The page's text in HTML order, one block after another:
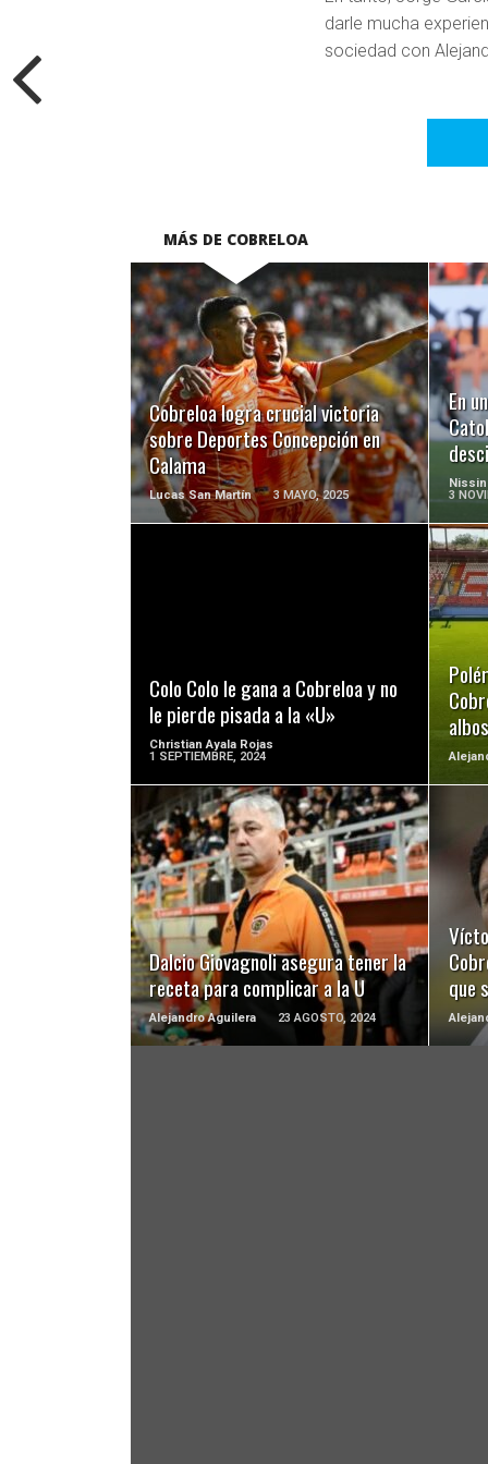
darle mucha
sociedad con
MÁS DE COBRELOA
Cobreloa logra crucial victoria
sobre Deportes Concepción en
Calama
Lucas San Martín 3 MAYO, 2025
LEER MÁS
En
3
Colo Colo le gana a Cobreloa y no
le pierde pisada a la «U»
Christian Ayala Rojas
1 SEPTIEMBRE, 2024
albos
Dalcio Giovagnoli asegura tener la
receta para complicar a la U
Alejandro Aguilera 23 AGOSTO, 2024
LEER MÁS
que